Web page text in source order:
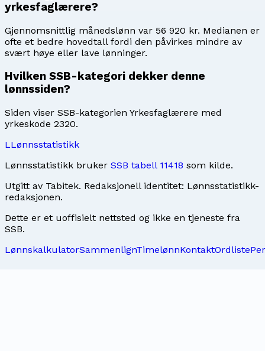
yrkesfaglærere?
Gjennomsnittlig månedslønn var 56 920 kr. Medianen er
ofte et bedre hovedtall fordi den påvirkes mindre av
svært høye eller lave lønninger.
Hvilken SSB-kategori dekker denne
lønnssiden?
Siden viser SSB-kategorien Yrkesfaglærere med
yrkeskode 2320.
LLønnsstatistikk
Lønnsstatistikk bruker SSB tabell 11418 som kilde.
Utgitt av Tabitek. Redaksjonell identitet: Lønnsstatistikk-
redaksjonen.
Dette er et uoffisielt nettsted og ikke en tjeneste fra
SSB.
LønnskalkulatorSammenlignTimelønnKontaktOrdliste